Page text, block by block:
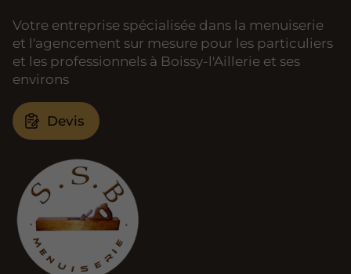
Votre entreprise spécialisée dans la menuiserie
et l'agencement sur mesure pour les particuliers
et les professionnels à Boissy-l'Aillerie et ses
environs
Devis